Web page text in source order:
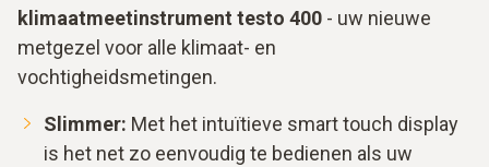
klimaatmeetinstrument testo 400 - uw nieuwe
metgezel voor alle klimaat- en
vochtigheidsmetingen.
Slimmer: Met het intuïtieve smart touch display
is het net zo eenvoudig te bedienen als uw